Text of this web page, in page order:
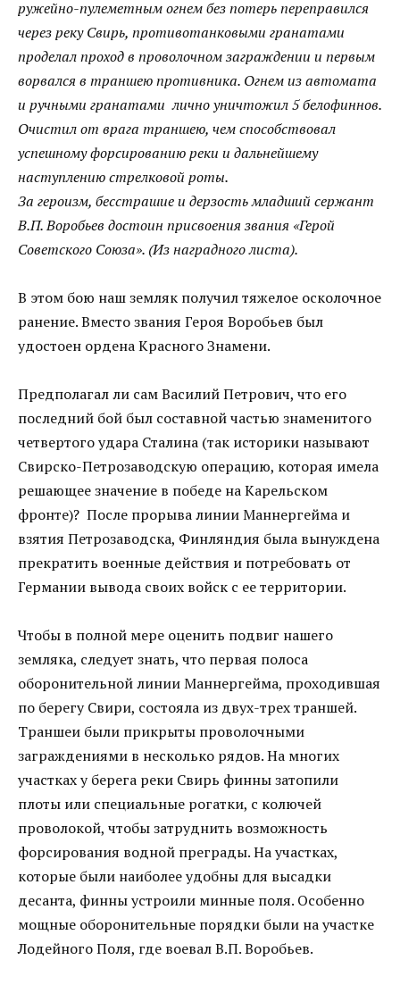
ружейно-пулеметным огнем без потерь переправился
через реку Свирь, противотанковыми гранатами
проделал проход в проволочном заграждении и первым
ворвался в траншею противника. Огнем из автомата
и ручными гранатами лично уничтожил 5 белофиннов.
Очистил от врага траншею, чем способствовал
успешному форсированию реки и дальнейшему
наступлению стрелковой роты.
За героизм, бесстрашие и дерзость младший сержант
В.П. Воробьев достоин присвоения звания «Герой
Советского Союза». (Из наградного листа).
В этом бою наш земляк получил тяжелое осколочное
ранение. Вместо звания Героя Воробьев был
удостоен ордена Красного Знамени.
Предполагал ли сам Василий Петрович, что его
последний бой был составной частью знаменитого
четвертого удара Сталина (так историки называют
Свирско-Петрозаводскую операцию, которая имела
решающее значение в победе на Карельском
фронте)? После прорыва линии Маннергейма и
взятия Петрозаводска, Финляндия была вынуждена
прекратить военные действия и потребовать от
Германии вывода своих войск с ее территории.
Чтобы в полной мере оценить подвиг нашего
земляка, следует знать, что первая полоса
оборонительной линии Маннергейма, проходившая
по берегу Свири, состояла из двух-трех траншей.
Траншеи были прикрыты проволочными
заграждениями в несколько рядов. На многих
участках у берега реки Свирь финны затопили
плоты или специальные рогатки, с колючей
проволокой, чтобы затруднить возможность
форсирования водной преграды. На участках,
которые были наиболее удобны для высадки
десанта, финны устроили минные поля. Особенно
мощные оборонительные порядки были на участке
Лодейного Поля, где воевал В.П. Воробьев.